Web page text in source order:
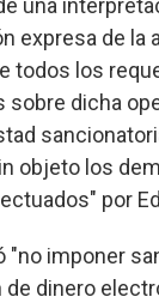
una
expresa de la
todos los
dicha
objeto los
por
"no imponer
dinero